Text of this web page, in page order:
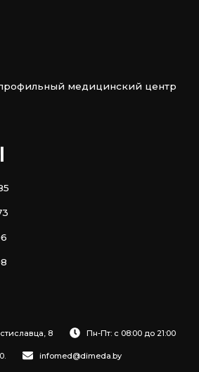
медицинский центр
8 Пн-Пт: с 08:00 до 21:00
infomed@dimeda.by